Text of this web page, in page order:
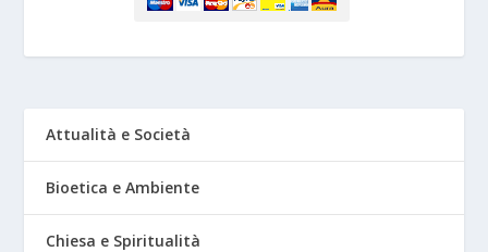
Attualità e Società
Bioetica e Ambiente
Chiesa e Spiritualità